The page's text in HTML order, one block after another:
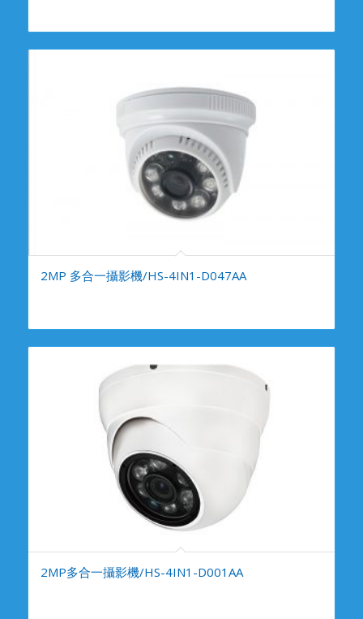
2MP 多合一攝影機/HS-4IN1-D047AA
2MP多合一攝影機/HS-4IN1-D001AA